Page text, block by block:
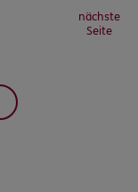
nächste
Seite